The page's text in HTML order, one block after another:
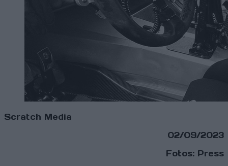
Scratch Media
02/09/2023
Fotos: Press